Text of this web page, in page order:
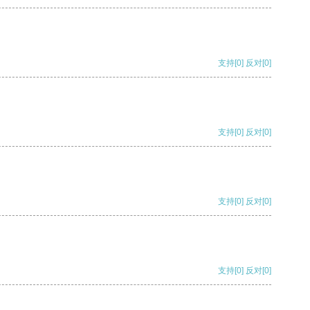
支持[0] 反对[0]
支持[0] 反对[0]
支持[0] 反对[0]
支持[0] 反对[0]